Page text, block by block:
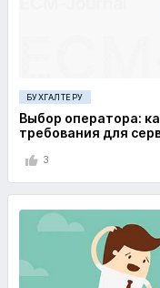
БУХГАЛТЕРУ
Выбор оператора:
требования для
3